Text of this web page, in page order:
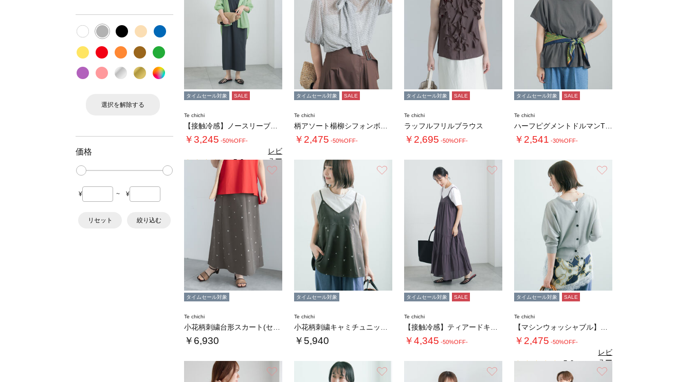
選択を解除する
価格
¥ ~ ¥
リセット 絞り込む
タイムセール対象 SALE
Te chichi
￥3,245 -50%OFF-
5.0（1）
レビ
ュー
を見
る
タイムセール対象 SALE
Te chichi
￥2,475 -50%OFF-
タイムセール対象 SALE
Te chichi
ラッフルフリルブラウス
￥2,695 -50%OFF-
タイムセール対象 SALE
Te chichi
￥2,541 -30%OFF-
タイムセール対象
Te chichi
￥6,930
タイムセール対象
Te chichi
￥5,940
タイムセール対象 SALE
Te chichi
￥4,345 -50%OFF-
タイムセール対象 SALE
Te chichi
￥2,475 -50%OFF-
5.0（1）
レビ
ュー
を見
る